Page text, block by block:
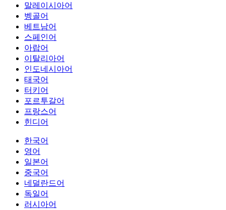
말레이시아어
벵골어
베트남어
스페인어
아랍어
이탈리아어
인도네시아어
태국어
터키어
포르투갈어
프랑스어
힌디어
한국어
영어
일본어
중국어
네덜란드어
독일어
러시아어